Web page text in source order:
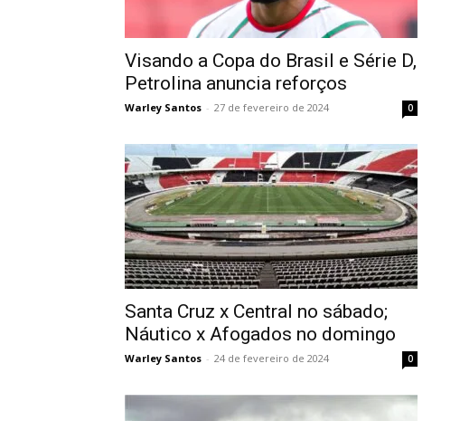
Visando a Copa do Brasil e Série D,
Petrolina anuncia reforços
Warley Santos - 27 de fevereiro de 2024 0
Santa Cruz x Central no sábado;
Náutico x Afogados no domingo
Warley Santos - 24 de fevereiro de 2024 0